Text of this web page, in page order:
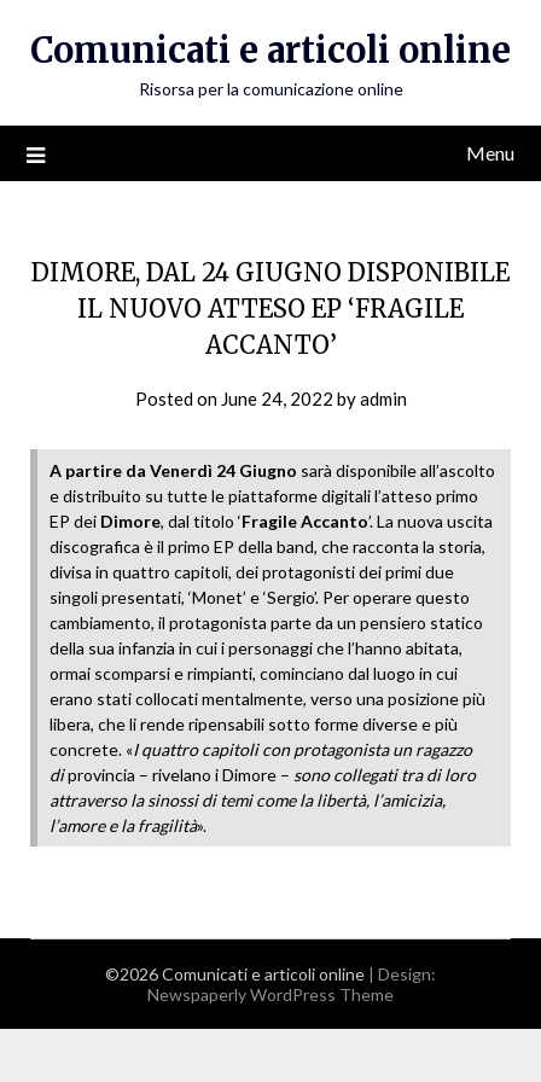
Comunicati e articoli online
Risorsa per la comunicazione online
Menu
DIMORE, DAL 24 GIUGNO DISPONIBILE
IL NUOVO ATTESO EP ‘FRAGILE
ACCANTO’
Posted on June 24, 2022 byadmin
A partire da Venerdì 24 Giugno sarà disponibile all’ascolto
e distribuito su tutte le piattaforme digitali l’atteso primo
EP dei Dimore, dal titolo ‘Fragile Accanto’. La nuova uscita
discografica è il primo EP della band, che racconta la storia,
divisa in quattro capitoli, dei protagonisti dei primi due
singoli presentati, ‘Monet’ e ‘Sergio’. Per operare questo
cambiamento, il protagonista parte da un pensiero statico
della sua infanzia in cui i personaggi che l’hanno abitata,
ormai scomparsi e rimpianti, cominciano dal luogo in cui
erano stati collocati mentalmente, verso una posizione più
libera, che li rende ripensabili sotto forme diverse e più
concrete. «I quattro capitoli con protagonista un ragazzo
diprovincia – rivelano i Dimore – sono collegati tra di loro
attraverso la sinossi di temi come la libertà, l’amicizia,
l’amore e la fragilità».
©2026 Comunicati e articoli online | Design:
Newspaperly WordPress Theme